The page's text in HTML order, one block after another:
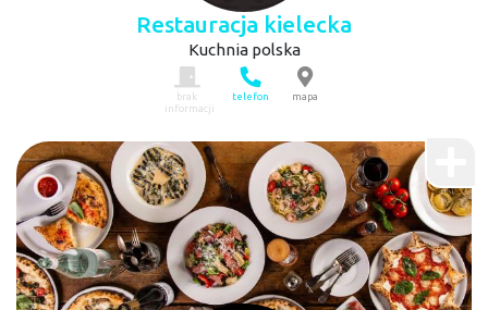
Restauracja kielecka
Kuchnia polska
brak
informacji
telefon mapa